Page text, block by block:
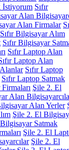
İstiyorum Sıfır
Alan
Alan Firmalar
Sıfır Bilgisayar Alım
Sıfır Bilgisayar
Sıfır Laptop Alan
Laptop Alan
Sıfır Laptop
Sıfır Laptop Satmak
Şile 2. El
Alan
Alan Yerler
Şile 2. El
Satmak
Şile 2. El
Şile 2. El